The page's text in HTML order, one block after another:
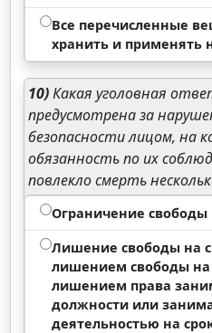
Все перечисленные
хранить и применять
10)Какая уголовная
предусмотрена за
безопасности лицом, на
обязанность по их
повлекло смерть
Ограничение свободы
Лишение свободы на
лишением свободы на
лишением права
должности или
деятельностью на